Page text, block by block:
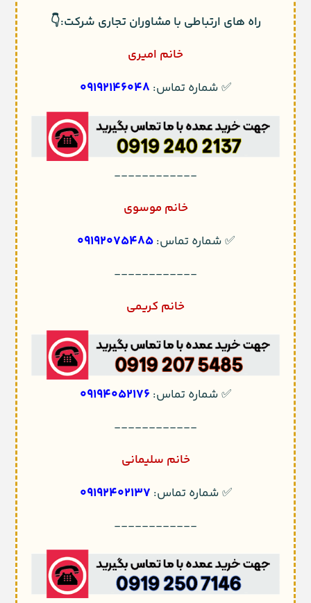
راه های ارتباطی با مشاوران تجاری شرکت:👇
خانم امیری
✅ شماره تماس: 09192146048
------------
خانم موسوی
✅ شماره تماس:09192075485
------------
خانم کریمی
✅ شماره تماس:09194052176
------------
خانم سلیمانی
✅ شماره تماس: 09192402137
------------